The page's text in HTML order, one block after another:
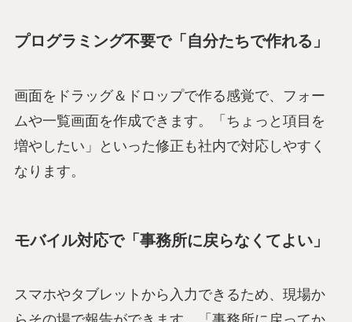
プログラミング不要で「自分たちで作れる」
画面をドラッグ＆ドロップで作る感覚で、フォー
ムや一覧画面を作成できます。「ちょっと項目を
増やしたい」といった修正も社内で対応しやすく
なります。
モバイル対応で「事務所に戻らなくてよい」
スマホやタブレットから入力できるため、現場か